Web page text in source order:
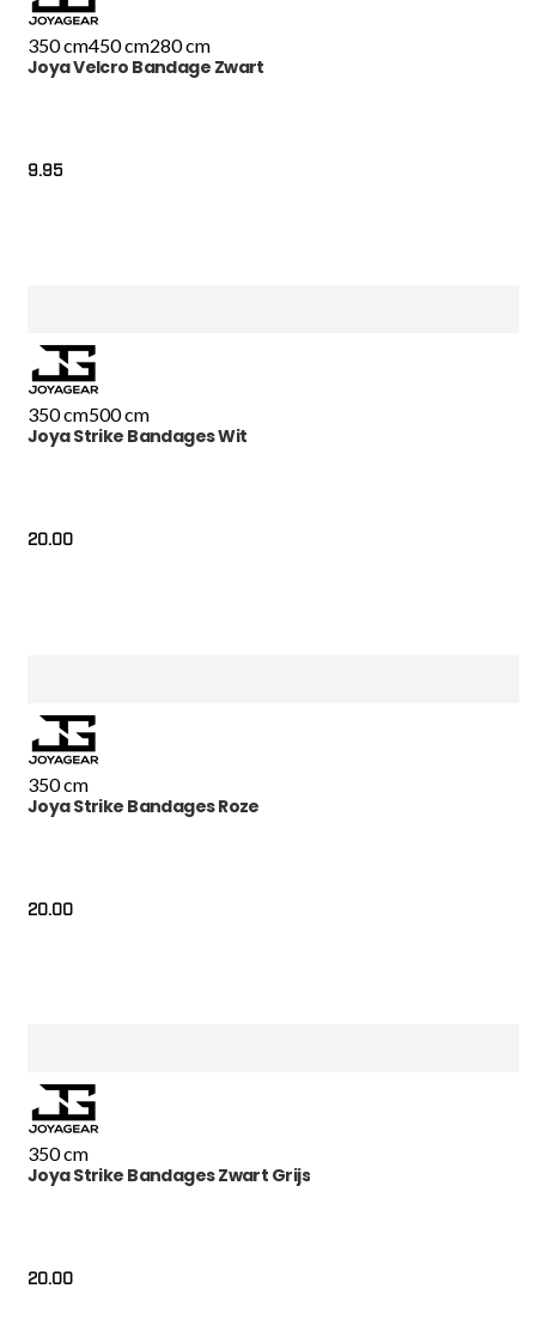
350 cm450 cm280 cm
Joya Velcro Bandage Zwart
9.95
350 cm500 cm
Joya Strike Bandages Wit
20.00
350 cm
Joya Strike Bandages Roze
20.00
350 cm
Joya Strike Bandages Zwart Grijs
20.00